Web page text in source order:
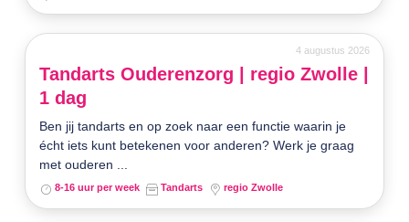
4 augustus 2026
Tandarts Ouderenzorg | regio Zwolle |
1 dag
Ben jij tandarts en op zoek naar een functie waarin je
écht iets kunt betekenen voor anderen? Werk je graag
met ouderen ...
8-16 uur per week Tandarts regio Zwolle